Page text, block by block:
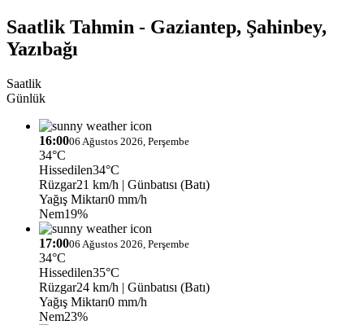
Saatlik Tahmin - Gaziantep, Şahinbey,
Yazıbağı
Saatlik
Günlük
16:0006 Ağustos 2026, Perşembe
34°C
Hissedilen34°C
Rüzgar21 km/h | Günbatısı (Batı)
Yağış Miktarı0 mm/h
Nem19%
17:0006 Ağustos 2026, Perşembe
34°C
Hissedilen35°C
Rüzgar24 km/h | Günbatısı (Batı)
Yağış Miktarı0 mm/h
Nem23%